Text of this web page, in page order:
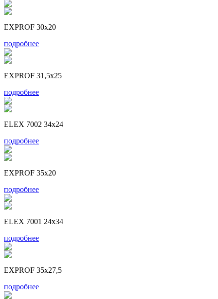
EXPROF 30x20
подробнее
EXPROF 31,5x25
подробнее
ELEX 7002 34x24
подробнее
EXPROF 35x20
подробнее
ELEX 7001 24x34
подробнее
EXPROF 35x27,5
подробнее